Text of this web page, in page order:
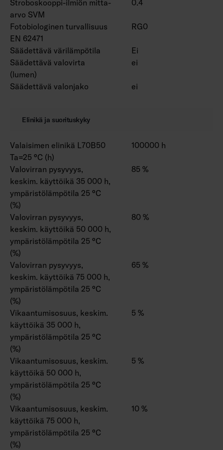
Stroboskooppi-ilmiön mitta-
arvo SVM
0.4
Fotobiologinen turvallisuus
EN 62471
RG0
Säädettävä värilämpötila
Ei
Säädettävä valovirta
(lumen)
ei
Säädettävä valonjako ei
Elinikä ja suorituskyky
Valaisimen elinikä L70B50
Ta=25 °C (h)
100000 h
Valovirran pysyvyys,
keskim. käyttöikä 35 000 h,
ympäristölämpötila 25 °C
(%)
85 %
Valovirran pysyvyys,
keskim. käyttöikä 50 000 h,
ympäristölämpötila 25 °C
(%)
80 %
Valovirran pysyvyys,
keskim. käyttöikä 75 000 h,
ympäristölämpötila 25 °C
(%)
65 %
Vikaantumisosuus, keskim.
käyttöikä 35 000 h,
ympäristölämpötila 25 °C
(%)
5 %
Vikaantumisosuus, keskim.
käyttöikä 50 000 h,
ympäristölämpötila 25 °C
(%)
5 %
Vikaantumisosuus, keskim.
käyttöikä 75 000 h,
ympäristölämpötila 25 °C
(%)
10 %